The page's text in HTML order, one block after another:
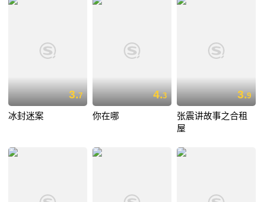
3.7
冰封迷案
4.3
你在哪
3.9
张震讲故事之合租
屋